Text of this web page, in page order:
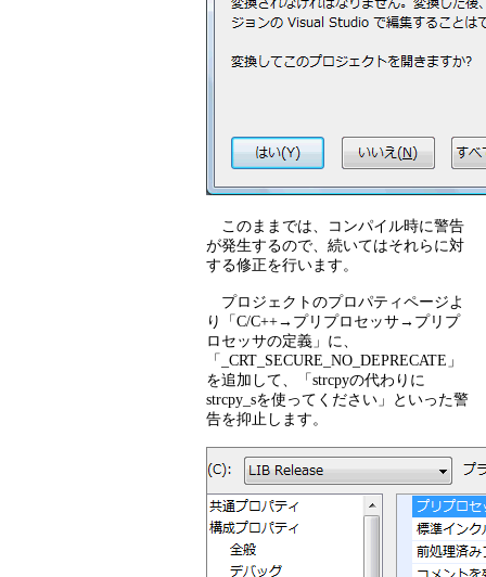
このままでは、コンパイル時に警告
が発生するので、続いてはそれらに対
する修正を行います。
プロジェクトのプロパティページよ
り「C/C++→プリプロセッサ→プリプ
ロセッサの定義」に、
「_CRT_SECURE_NO_DEPRECATE」
を追加して、「strcpyの代わりに
strcpy_sを使ってください」といった警
告を抑止します。